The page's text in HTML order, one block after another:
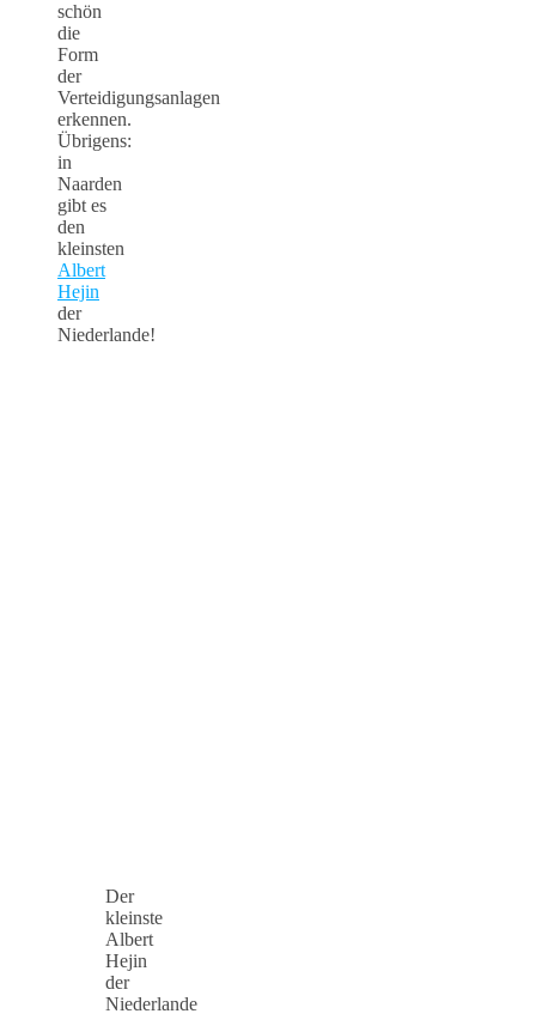
schön
die
Form
der
Verteidigungsanlagen
erkennen.
Übrigens:
in
Naarden
gibt es
den
kleinsten
Albert
Hejin
der
Niederlande!
Der
kleinste
Albert
Hejin
der
Niederlande